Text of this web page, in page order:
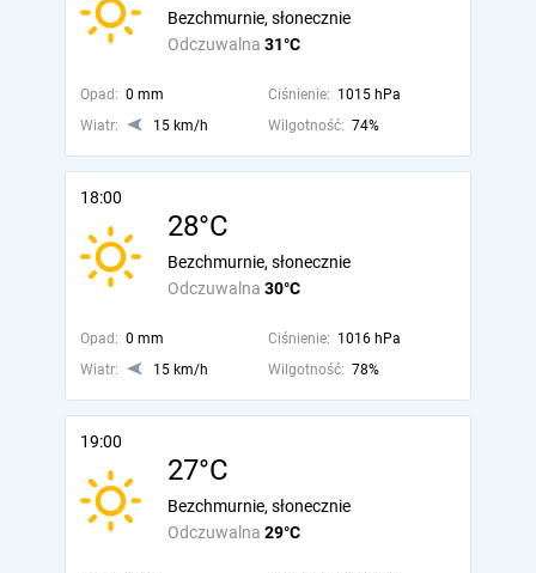
Odczuwalna 31°C
Bezchmurnie, słonecznie
Opad: 0 mm Ciśnienie: 1015 hPa
Wiatr:
15 km/h Wilgotność: 74%
18:00
28°C
Odczuwalna 30°C
Bezchmurnie, słonecznie
Opad: 0 mm Ciśnienie: 1016 hPa
Wiatr:
15 km/h Wilgotność: 78%
19:00
27°C
Odczuwalna 29°C
Bezchmurnie, słonecznie